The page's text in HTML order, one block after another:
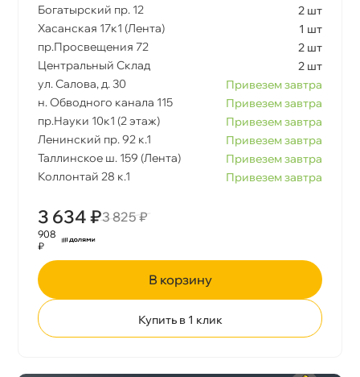
Богатырский пр. 12
2 шт
Хасанская 17к1 (Лента)
1 шт
пр.Просвещения 72
2 шт
Центральный Склад
2 шт
ул. Салова, д. 30
Привезем завтра
н. Обводного канала 115
Привезем завтра
пр.Науки 10к1 (2 этаж)
Привезем завтра
Ленинский пр. 92 к.1
Привезем завтра
Таллинское ш. 159 (Лента)
Привезем завтра
Коллонтай 28 к.1
Привезем завтра
3 634 ₽3 825 ₽
908
₽
корзину
Купить в 1 клик